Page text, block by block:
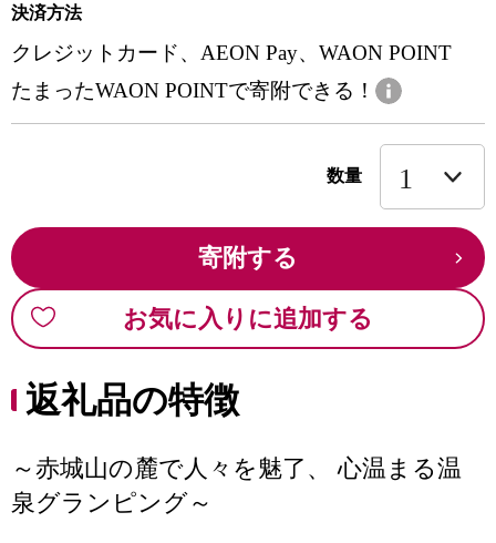
決済方法
クレジットカード、AEON Pay、WAON POINT
たまったWAON POINTで寄附できる！
数量
寄附する
お気に入りに追加する
返礼品の特徴
～赤城山の麓で人々を魅了、 心温まる温
泉グランピング～